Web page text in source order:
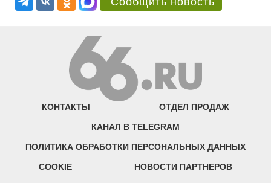
КОНТАКТЫ ОТДЕЛ ПРОДАЖ
КАНАЛ В TELEGRAM
ПОЛИТИКА ОБРАБОТКИ ПЕРСОНАЛЬНЫХ ДАННЫХ
COOKIE НОВОСТИ ПАРТНЕРОВ